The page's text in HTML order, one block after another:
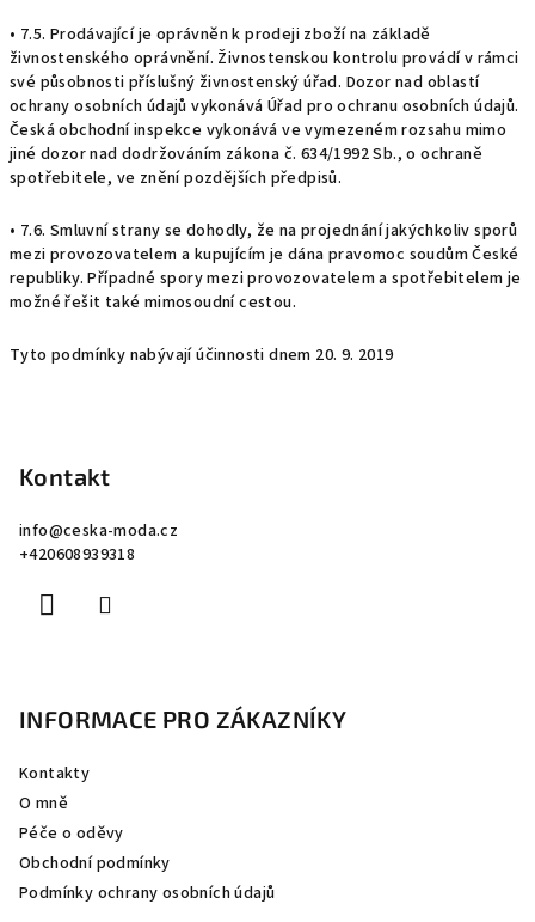
• 7.5. Prodávající je oprávněn k prodeji zboží na základě
živnostenského oprávnění. Živnostenskou kontrolu provádí v rámci
své působnosti příslušný živnostenský úřad. Dozor nad oblastí
ochrany osobních údajů vykonává Úřad pro ochranu osobních údajů.
Česká obchodní inspekce vykonává ve vymezeném rozsahu mimo
jiné dozor nad dodržováním zákona č. 634/1992 Sb., o ochraně
spotřebitele, ve znění pozdějších předpisů.
• 7.6. Smluvní strany se dohodly, že na projednání jakýchkoliv sporů
mezi provozovatelem a kupujícím je dána pravomoc soudům České
republiky. Případné spory mezi provozovatelem a spotřebitelem je
možné řešit také mimosoudní cestou.
Tyto podmínky nabývají účinnosti dnem 20. 9. 2019
Kontakt
info@ceska-moda.cz
+420608939318
INFORMACE PRO ZÁKAZNÍKY
Kontakty
O mně
Péče o oděvy
Obchodní podmínky
Podmínky ochrany osobních údajů